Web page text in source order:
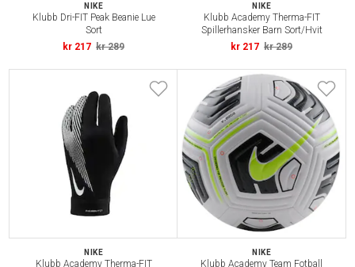
NIKE
Klubb Dri-FIT Peak Beanie Lue
Sort
kr 217 kr 289
NIKE
Klubb Academy Therma-FIT
Spillerhansker Barn Sort/Hvit
kr 217 kr 289
NIKE
Klubb Academy Therma-FIT
NIKE
Klubb Academy Team Fotball